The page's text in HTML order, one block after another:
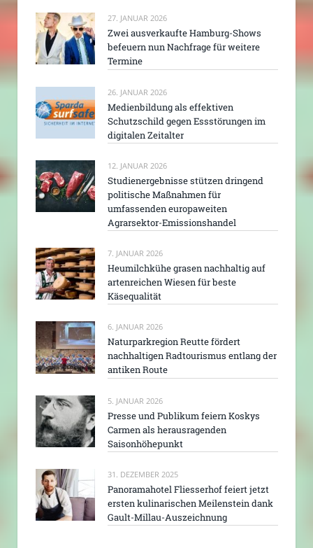
27. JANUAR 2026
Zwei ausverkaufte Hamburg-Shows
befeuern nun Nachfrage für weitere
Termine
26. JANUAR 2026
Medienbildung als effektiven
Schutzschild gegen Essstörungen im
digitalen Zeitalter
12. JANUAR 2026
Studienergebnisse stützen dringend
politische Maßnahmen für
umfassenden europaweiten
Agrarsektor-Emissionshandel
7. JANUAR 2026
Heumilchkühe grasen nachhaltig auf
artenreichen Wiesen für beste
Käsequalität
6. JANUAR 2026
Naturparkregion Reutte fördert
nachhaltigen Radtourismus entlang der
antiken Route
5. JANUAR 2026
Presse und Publikum feiern Koskys
Carmen als herausragenden
Saisonhöhepunkt
31. DEZEMBER 2025
Panoramahotel Fliesserhof feiert jetzt
ersten kulinarischen Meilenstein dank
Gault-Millau-Auszeichnung